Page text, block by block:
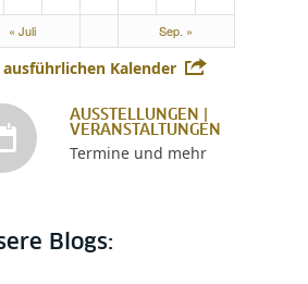
« Juli Sep. »
Kalender
AUSSTELLUNGEN |
VERANSTALTUNGEN
Termine und mehr
Blogs: